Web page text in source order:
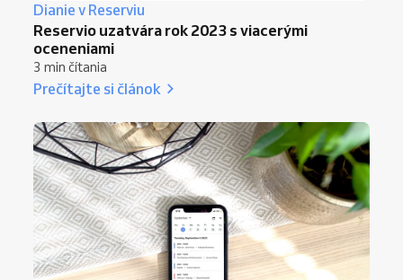
Dianie v Reserviu
Reservio uzatvára rok 2023 s viacerými
oceneniami
3 min čítania
Prečítajte si článok